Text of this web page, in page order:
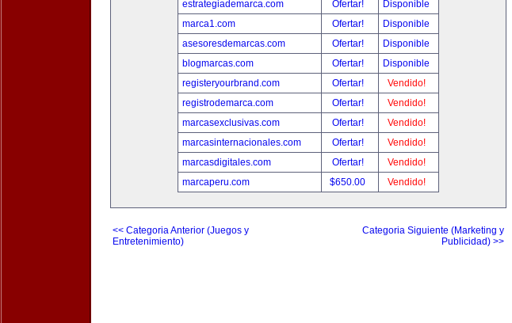
estrategiademarca.com
Ofertar!
Disponible
marca1.com
Ofertar!
Disponible
asesoresdemarcas.com
Ofertar!
Disponible
blogmarcas.com
Ofertar!
Disponible
registeryourbrand.com
Ofertar!
Vendido!
registrodemarca.com
Ofertar!
Vendido!
marcasexclusivas.com
Ofertar!
Vendido!
marcasinternacionales.com
Ofertar!
Vendido!
marcasdigitales.com
Ofertar!
Vendido!
marcaperu.com
$650.00 Vendido!
<< Categoria Anterior (Juegos y
Entretenimiento)
Categoria Siguiente (Marketing y
Publicidad) >>